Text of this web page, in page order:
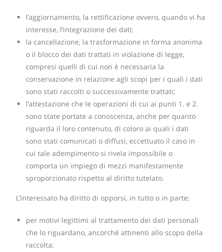
l’aggiornamento, la rettificazione ovvero, quando vi ha
interesse, l’integrazione dei dati;
la cancellazione, la trasformazione in forma anonima
o il blocco dei dati trattati in violazione di legge,
compresi quelli di cui non è necessaria la
conservazione in relazione agli scopi per i quali i dati
sono stati raccolti o successivamente trattati;
l’attestazione che le operazioni di cui ai punti 1. e 2.
sono state portate a conoscenza, anche per quanto
riguarda il loro contenuto, di coloro ai quali i dati
sono stati comunicati o diffusi, eccettuato il caso in
cui tale adempimento si rivela impossibile o
comporta un impiego di mezzi manifestamente
sproporzionato rispetto al diritto tutelato.
L’interessato ha diritto di opporsi, in tutto o in parte:
per motivi legittimi al trattamento dei dati personali
che lo riguardano, ancorché attinenti allo scopo della
raccolta;